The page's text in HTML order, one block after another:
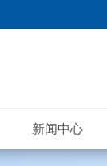
新闻中心